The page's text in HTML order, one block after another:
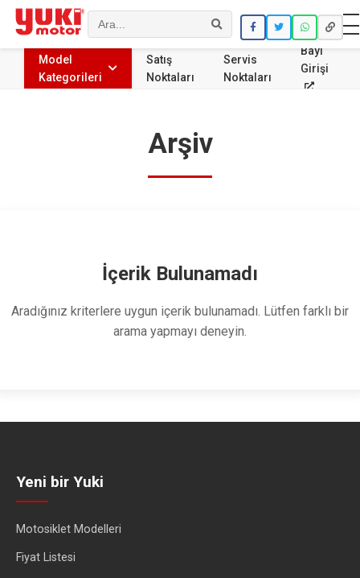
Ara
Model
Kategorileri
Satış
Noktaları
Servis
Noktaları
Bayi
Girişi
Arşiv
İçerik Bulunamadı
Aradığınız kriterlere uygun içerik bulunamadı. Lütfen farklı bir
arama yapmayı deneyin.
Yeni bir Yuki
Motosiklet Modelleri
Fiyat Listesi